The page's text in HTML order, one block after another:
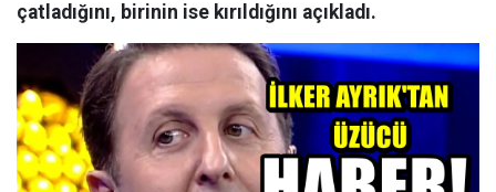
çatladığını, birinin ise kırıldığını açıkladı.